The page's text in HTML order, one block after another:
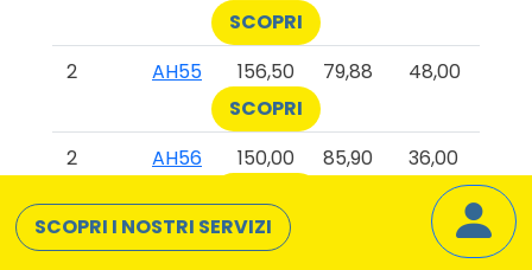
SCOPRI
2
AH55 156,50 79,88
48,00
SCOPRI
2
AH56 150,00 85,90
36,00
2
AI55 93,50
93,50
SCOPRI I NOSTRI SERVIZI